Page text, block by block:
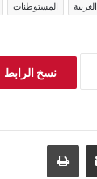
المستوطنات
نسخ الرابط
مشاركة عبر البريد طباعة